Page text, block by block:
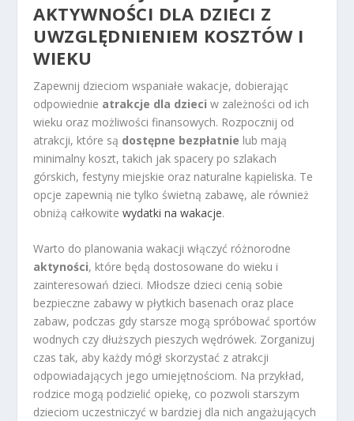
AKTYWNOŚCI DLA DZIECI Z
UWZGLĘDNIENIEM KOSZTÓW I
WIEKU
Zapewnij dzieciom wspaniałe wakacje, dobierając
odpowiednie atrakcje dla dzieci w zależności od ich
wieku oraz możliwości finansowych. Rozpocznij od
atrakcji, które są dostępne bezpłatnie lub mają
minimalny koszt, takich jak spacery po szlakach
górskich, festyny miejskie oraz naturalne kąpieliska. Te
opcje zapewnią nie tylko świetną zabawę, ale również
obniżą całkowitewydatki na wakacje.
Warto do planowania wakacji włączyć różnorodne
aktyności, które będą dostosowane do wieku i
zainteresowań dzieci. Młodsze dzieci cenią sobie
bezpieczne zabawy w płytkich basenach oraz place
zabaw, podczas gdy starsze mogą spróbować sportów
wodnych czy dłuższych pieszych wędrówek. Zorganizuj
czas tak, aby każdy mógł skorzystać z atrakcji
odpowiadających jego umiejętnościom. Na przykład,
rodzice mogą podzielić opiekę, co pozwoli starszym
dzieciom uczestniczyć w bardziej dla nich angażujących